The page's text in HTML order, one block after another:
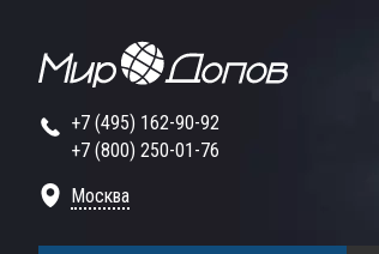
+7 (495) 162-90-92
+7 (800) 250-01-76
Москва